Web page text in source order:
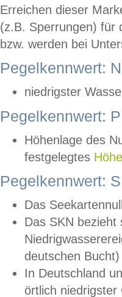
Erreichen dieser
(z.B. Sperrungen) für
bzw. werden bei
Pegelkennwert:
niedrigster
Pegelkennwert:
Höhenlage des
festgelegtes
Pegelkennwert:
Das
Das SKN
deutschen
In Deutschland
örtlich